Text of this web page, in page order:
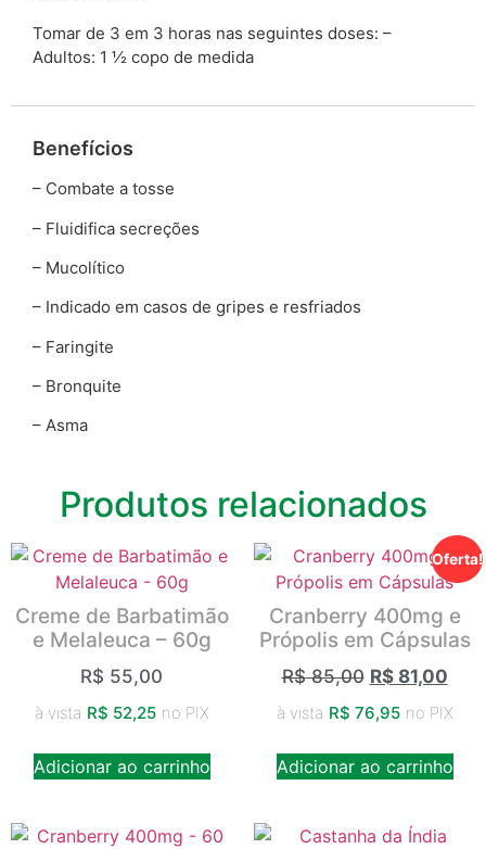
Tomar de 3 em 3 horas nas seguintes doses: –
Adultos: 1 ½ copo de medida
Benefícios
– Combate a tosse
– Fluidifica secreções
– Mucolítico
– Indicado em casos de gripes e resfriados
– Faringite
– Bronquite
– Asma
Produtos relacionados
Creme de Barbatimão
e Melaleuca – 60g
R$ 55,00
à vista R$ 52,25 no PIX
Adicionar ao carrinho
Oferta!
Cranberry 400mg e
Própolis em Cápsulas
R$85,00 R$81,00
à vista R$ 76,95 no PIX
Adicionar ao carrinho